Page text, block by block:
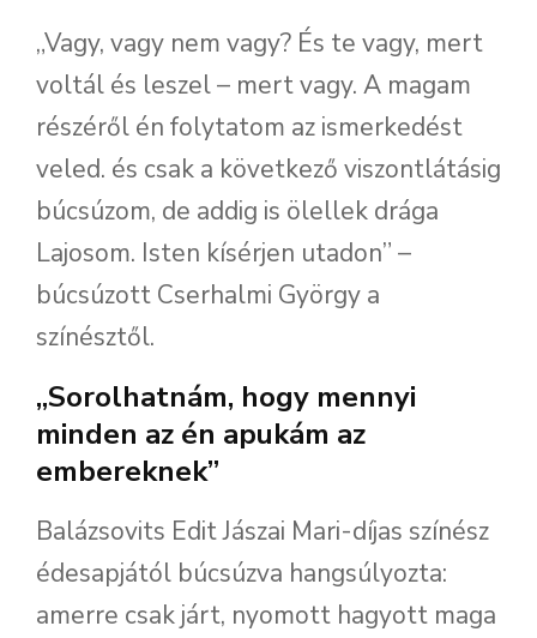
„Vagy, vagy nem vagy? És te vagy, mert
voltál és leszel – mert vagy. A magam
részéről én folytatom az ismerkedést
veled. és csak a következő viszontlátásig
búcsúzom, de addig is ölellek drága
Lajosom. Isten kísérjen utadon” –
búcsúzott Cserhalmi György a
színésztől.
„Sorolhatnám, hogy mennyi
minden az én apukám az
embereknek”
Balázsovits Edit Jászai Mari-díjas színész
édesapjától búcsúzva hangsúlyozta:
amerre csak járt, nyomott hagyott maga